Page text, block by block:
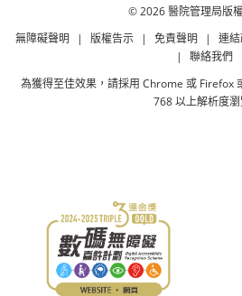
© 2026 醫院管理局版
無障礙聲明
| 版權告示 | 免責聲明 | 連
|
聯絡我們
為獲得至佳效果，請採用 Chrome 或 Firefox
768 以上解析度